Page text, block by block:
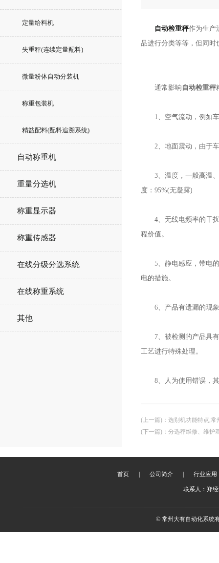
定量给料机
失重秤(连续定量配料)
微量粉体自动分装机
称重包装机
精益配料(配料追溯系统)
自动称重机
重量分选机
称重显示器
称重传感器
在线分级分选系统
在线称重系统
其他
自动检重秤作为生产
品进行分类等等，但同
通常影响 自动检重秤
1、空气流动，例如车
2、地面震动，由于车
3、温度，一般高温、
度：95%(无凝露)
4、无线电频率的干扰
程价值。
5、静电感应，带电的
电的措施。
6、产品有遗漏的现象
7、被检测的产品具有
工艺进行特殊处理。
8、人为使用错误，其
(上一篇) ： 选别机功能特点,常
(下一篇) ： 分选秤维修、维护
首页 | 公司简介 | 行业应用
联系人：郑
© 常州大有自动化系统